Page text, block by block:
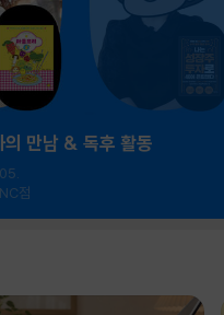
의 만남 & 독후 활동
점